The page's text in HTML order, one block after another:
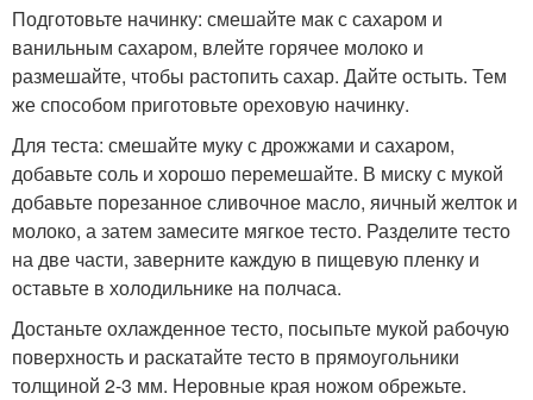
Подготовьте начинку: смешайте мак с сахаром и
ванильным сахаром, влейте горячее молоко и
размешайте, чтобы растопить сахар. Дайте остыть. Тем
же способом приготовьте ореховую начинку.
Для теста: смешайте муку с дрожжами и сахаром,
добавьте соль и хорошо перемешайте. В миску с мукой
добавьте порезанное сливочное масло, яичный желток и
молоко, а затем замесите мягкое тесто. Разделите тесто
на две части, заверните каждую в пищевую пленку и
оставьте в холодильнике на полчаса.
Достаньте охлажденное тесто, посыпьте мукой рабочую
поверхность и раскатайте тесто в прямоугольники
толщиной 2-3 мм. Неровные края ножом обрежьте.